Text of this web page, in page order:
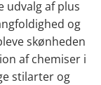
udvalg af plus
og
skønheden
af chemiser i
stilarter og